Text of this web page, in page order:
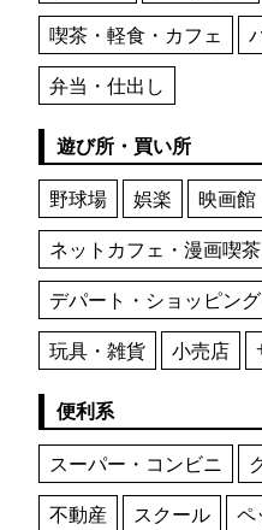
喫茶・軽食・カフェ
弁当・仕出し
遊び所・買い所
野球場
娯楽 映画館
ネットカフェ・漫画喫茶
デパート・ショッピン
玩具・雑貨
小売店
便利系
スーパー・コンビニ
不動産
スクール ペ